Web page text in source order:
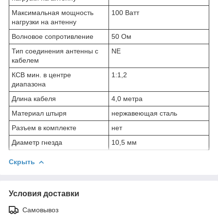
Максимальная мощность
нагрузки на антенну
100 Ватт
Волновое сопротивление
50 Ом
Тип соединения антенны с
кабелем
NЕ
КСВ мин. в центре
диапазона
1:1,2
Длина кабеля
4,0 метра
Материал штыря
нержавеющая сталь
Разъем в комплекте
нет
Диаметр гнезда
10,5 мм
Скрыть
Условия доставки
Самовывоз